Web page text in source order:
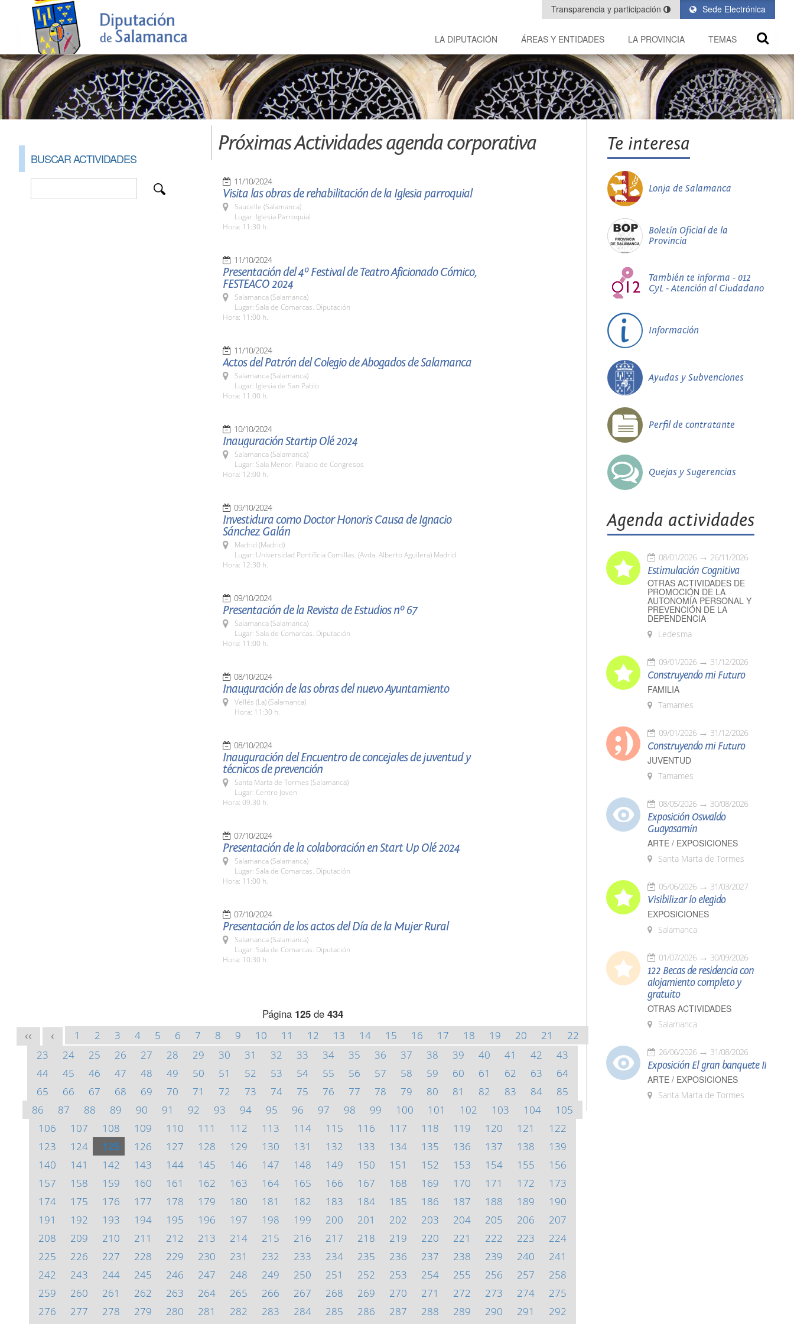
Sede Electrónica
Transparencia y participación
LA DIPUTACIÓN ÁREAS Y ENTIDADES LA PROVINCIA TEMAS
BUSCAR ACTIVIDADES
Próximas Actividades agenda corporativa
11/10/2024
Visita las obras de rehabilitación de la Iglesia parroquial
Saucelle (Salamanca)
Lugar: Iglesia Parroquial
Hora: 11:30 h.
11/10/2024
Presentación del 4º Festival de Teatro Aficionado Cómico,
FESTEACO 2024
Salamanca (Salamanca)
Lugar: Sala de Comarcas. Diputación
Hora: 11:00 h.
11/10/2024
Actos del Patrón del Colegio de Abogados de Salamanca
Salamanca (Salamanca)
Lugar: Iglesia de San Pablo
Hora: 11.00 h.
10/10/2024
Inauguración Startip Olé 2024
Salamanca (Salamanca)
Lugar: Sala Menor. Palacio de Congresos
Hora: 12:00 h.
09/10/2024
Investidura como Doctor Honoris Causa de Ignacio
Sánchez Galán
Madrid (Madrid)
Lugar: Universidad Pontificia Comillas. (Avda. Alberto Aguilera) Madrid
Hora: 12:30 h.
09/10/2024
Presentación de la Revista de Estudios nº 67
Salamanca (Salamanca)
Lugar: Sala de Comarcas. Diputación
Hora: 11:00 h.
08/10/2024
Inauguración de las obras del nuevo Ayuntamiento
Vellés (La) (Salamanca)
Hora: 11:30 h.
08/10/2024
Inauguración del Encuentro de concejales de juventud y
técnicos de prevención
Santa Marta de Tormes (Salamanca)
Lugar: Centro Joven
Hora: 09.30 h.
07/10/2024
Presentación de la colaboración en Start Up Olé 2024
Salamanca (Salamanca)
Lugar: Sala de Comarcas. Diputación
Hora: 11:00 h.
07/10/2024
Presentación de los actos del Día de la Mujer Rural
Salamanca (Salamanca)
Lugar: Sala de Comarcas. Diputación
Hora: 10:30 h.
Página 125de 434
<< < 1 2 3 4 5 6 7 8 9 10 11 12 13 14 15 16 17 18 19 20 21
22
23
24 25 26 27 28 29 30 31 32 33 34 35 36 37 38 39 40 41 42
43
44
45 46 47 48 49 50 51 52 53 54 55 56 57 58 59 60 61 62 63
64
65
66 67 68 69 70 71 72 73 74 75 76 77 78 79 80 81 82 83 84
85
86
87 88 89 90 91 92 93 94 95 96 97 98 99 100 101 102 103 104
105
106
107 108 109 110 111 112 113 114 115 116 117 118 119 120 121
122
123
124 125 126 127 128 129 130 131 132 133 134 135 136 137 138
139
140
141 142 143 144 145 146 147 148 149 150 151 152 153 154 155
156
157
158 159 160 161 162 163 164 165 166 167 168 169 170 171 172
173
174
175 176 177 178 179 180 181 182 183 184 185 186 187 188 189
190
191
192 193 194 195 196 197 198 199 200 201 202 203 204 205 206
207
208
209 210 211 212 213 214 215 216 217 218 219 220 221 222 223
224
225
226 227 228 229 230 231 232 233 234 235 236 237 238 239 240
241
242
243 244 245 246 247 248 249 250 251 252 253 254 255 256 257
258
259
260 261 262 263 264 265 266 267 268 269 270 271 272 273 274
275
276
277 278 279 280 281 282 283 284 285 286 287 288 289 290 291
292
Te interesa
Lonja de Salamanca
Boletín Oficial de la
Provincia
También te informa - 012
CyL - Atención al Ciudadano
Información
Ayudas y Subvenciones
Perfil de contratante
Quejas y Sugerencias
Agenda actividades
08/01/2026 26/11/2026
Estimulación Cognitiva
OTRAS ACTIVIDADES DE
PROMOCIÓN DE LA
AUTONOMÍA PERSONAL Y
PREVENCIÓN DE LA
DEPENDENCIA
Ledesma
09/01/2026 31/12/2026
Construyendo mi Futuro
FAMILIA
Tamames
09/01/2026 31/12/2026
Construyendo mi Futuro
JUVENTUD
Tamames
08/05/2026 30/08/2026
Exposición Oswaldo
Guayasamín
ARTE / EXPOSICIONES
Santa Marta de Tormes
05/06/2026 31/03/2027
Visibilizar lo elegido
EXPOSICIONES
Salamanca
01/07/2026 30/09/2026
122 Becas de residencia con
alojamiento completo y
gratuito
OTRAS ACTIVIDADES
Salamanca
26/06/2026 31/08/2026
Exposición El gran banquete II
ARTE / EXPOSICIONES
Santa Marta de Tormes